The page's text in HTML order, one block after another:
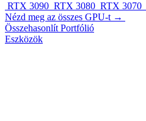
RTX 3090 RTX 3080 RTX 3070
Nézd meg az összes GPU-t →
Összehasonlít Portfólió
Eszközök